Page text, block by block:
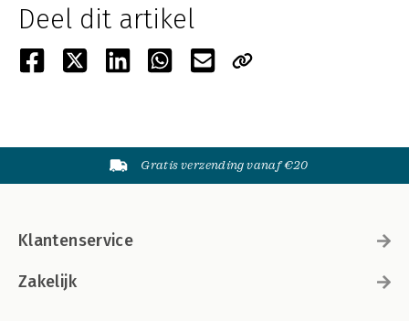
Deel dit artikel
Gratis verzending vanaf €20
Klantenservice
Zakelijk